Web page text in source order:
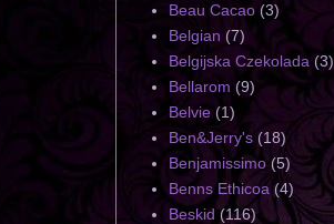
Beau Cacao (3)
Belgian (7)
Belgijska Czekolada (3)
Bellarom (9)
Belvie (1)
Ben&Jerry's (18)
Benjamissimo (5)
Benns Ethicoa (4)
Beskid (116)